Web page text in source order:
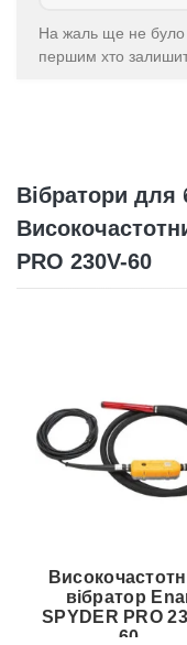
На жаль ще не було
першим хто
Вібратори для
PRO 230V-60
вібратор
SPYDER PRO
60